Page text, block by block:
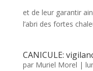
et de leur garantir
l’abri des fortes
CANICULE:
par Muriel Morel |